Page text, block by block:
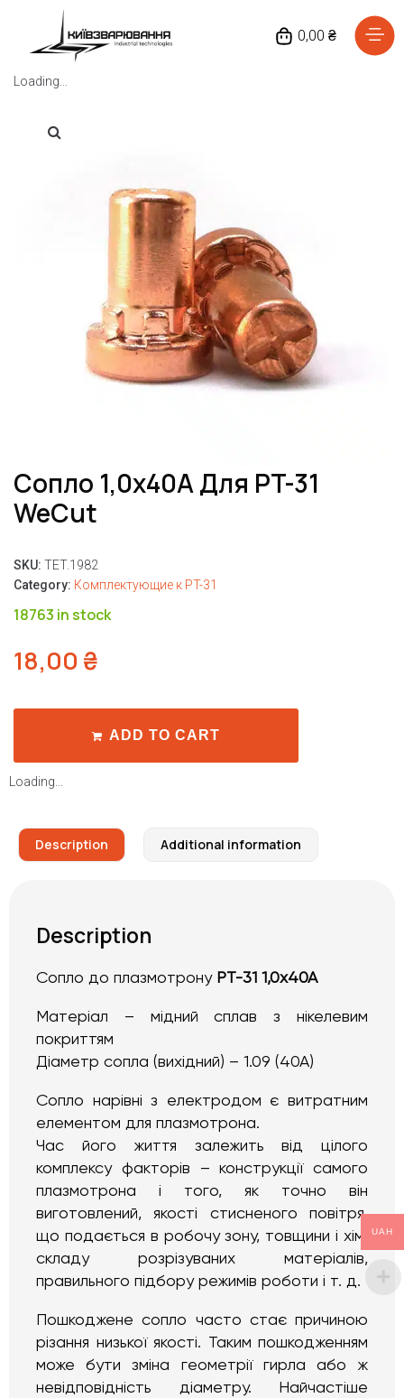
0,00 ₴
Loading...
Сопло 1,0x40A Для PT-31
WeCut
SKU: TET.1982
Category: Комплектующие к PT-31
18763 in stock
18,00 ₴
ADD TO CART
Loading...
Description Additional information
Description
Сопло до плазмотрону PT-31 1,0x40A
Матеріал – мідний сплав з нікелевим
покриттям
Діаметр сопла (вихідний) – 1.09 (40А)
Сопло нарівні з електродом є витратним
елементом для плазмотрона.
Час його життя залежить від цілого
комплексу факторів – конструкції самого
плазмотрона і того, як точно він
виготовлений, якості стисненого повітря,
що подається в робочу зону, товщини і хім.
складу розрізуваних матеріалів,
правильного підбору режимів роботи і т. д.
Пошкоджене сопло часто стає причиною
різання низької якості. Таким пошкодженням
може бути зміна геометрії гирла або ж
невідповідність діаметру. Найчастіше
Доставка та оплата
Повернення та обмін
UAH